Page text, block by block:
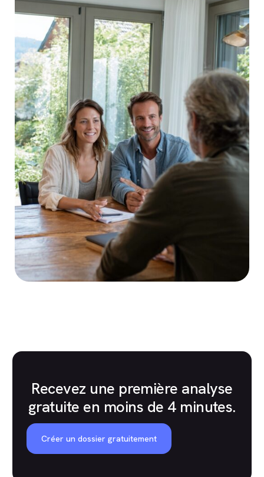
Recevez une première analyse
gratuite en moins de 4 minutes.
Créer un dossier gratuitement